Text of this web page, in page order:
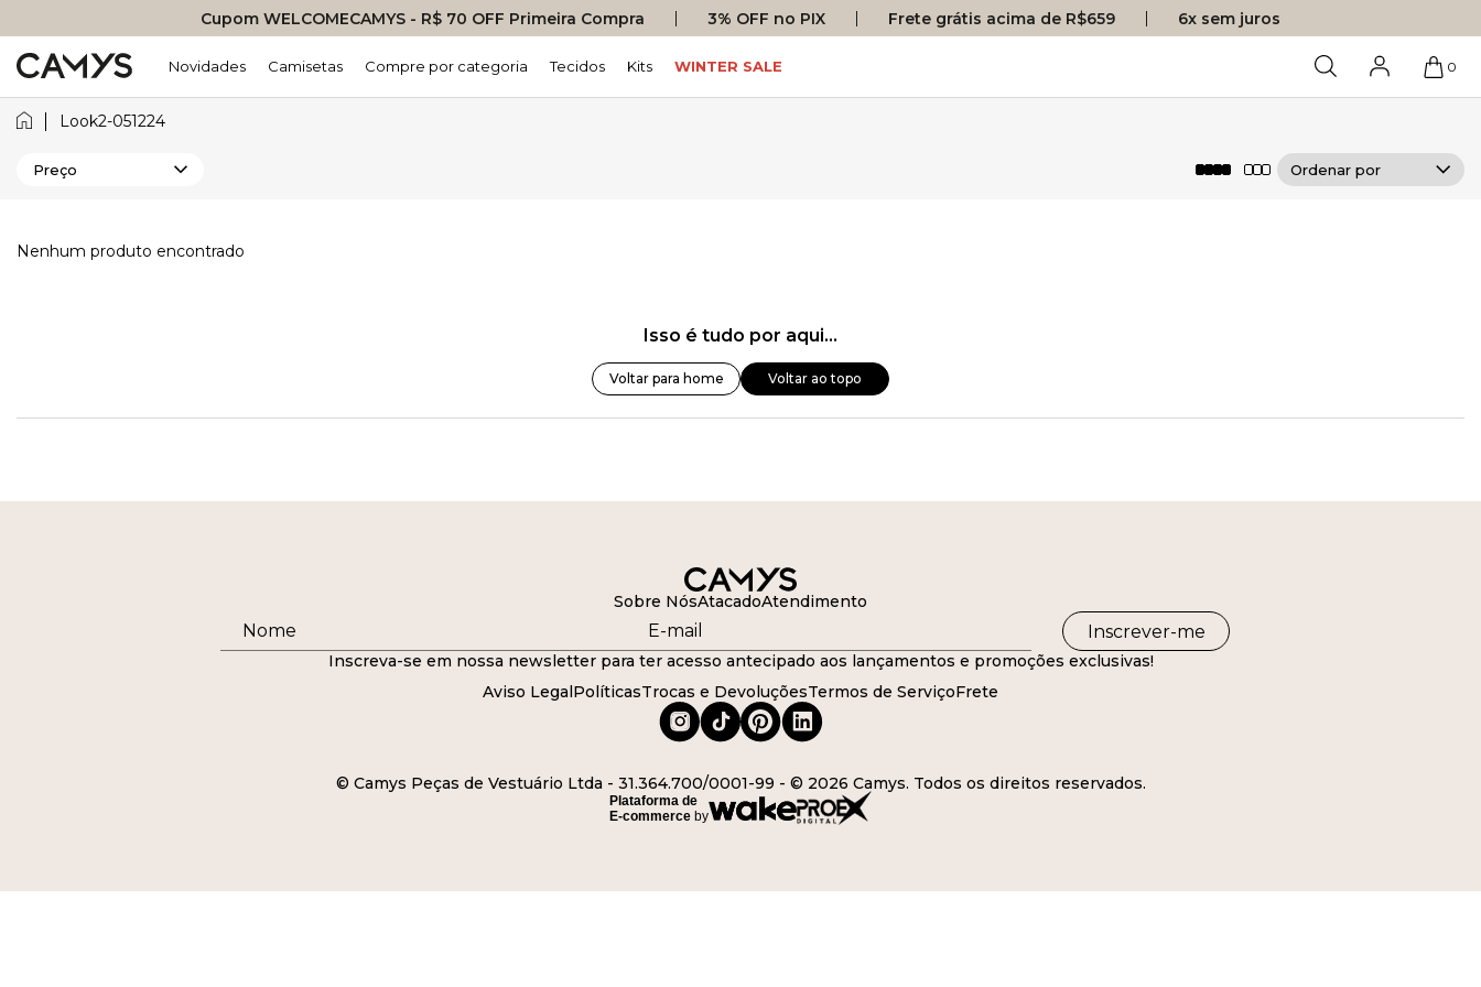
Cupom WELCOMECAMYS - R$ 70 OFF Primeira Compra 3% OFF no PIX Frete grátis acima de R$659 6x sem juros
Novidades Camisetas Compre por categoria Tecidos Kits WINTER SALE 0
Look2-051224
Preço
Nenhum produto encontrado
Isso é tudo por aqui...
Voltar para home Voltar ao topo
Sobre NósAtacadoAtendimento
Inscrever-me
Inscreva-se em nossa newsletter para ter acesso antecipado aos lançamentos e promoções exclusivas!
Aviso Legal PolíticasTrocas e DevoluçõesTermos de ServiçoFrete
© Camys Peças de Vestuário Ltda - 31.364.700/0001-99 - © 2026 Camys. Todos os direitos reservados.
Plataforma de
E-commerce by